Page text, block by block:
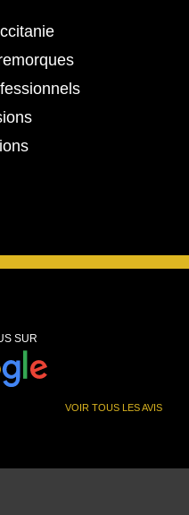
SUR
VOIR TOUS LES AVIS